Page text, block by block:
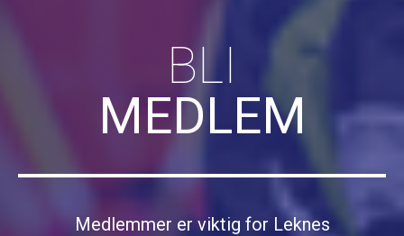
BLI
MEDLEM
Medlemmer er viktig for Leknes